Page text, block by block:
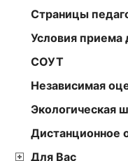
Страницы
Условия приема
СОУТ
Независимая
Экологическая
Дистанционное
Для Вас